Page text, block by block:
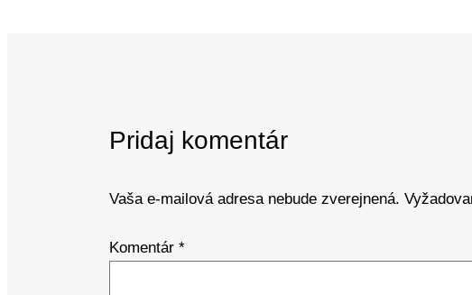
Pridaj komentár
Vaša e-mailová adresa nebude zverejnená.
Komentár*